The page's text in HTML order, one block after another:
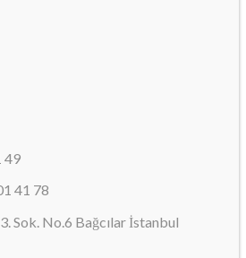
49
41 78
Sok. No.6 Bağcılar İstanbul